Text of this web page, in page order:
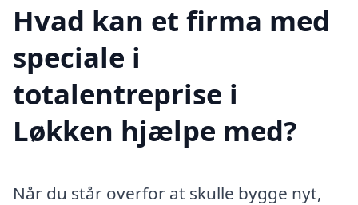
Hvad kan et firma med
speciale i
totalentreprise i
Løkken hjælpe med?
Når du står overfor at skulle bygge nyt,